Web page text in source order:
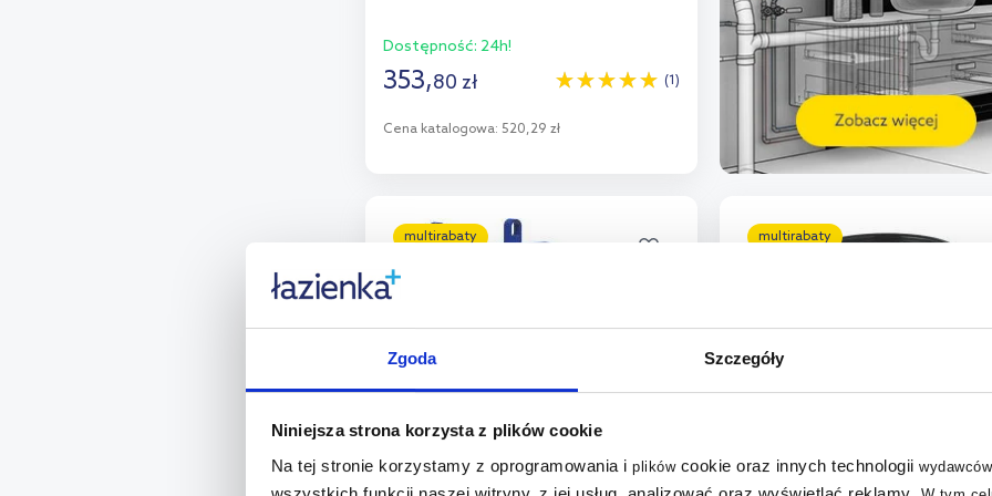
Zgoda Szczegóły
Niniejsza strona korzysta z plików cookie
Na tej stronie korzystamy z oprogramowania i plikówcookie oraz innych technologii wydawców
Dostępność: 24h!
353,80 zł
Cena katalogowa: 520,29 zł
(1)
Dodaj do porównania
multirabaty multirabaty